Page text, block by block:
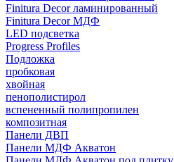
Finitura Decor ламинированный
Finitura Decor МДФ
LED подсветка
Progress Profiles
Подложка
пробковая
хвойная
пенополистирол
вспененный полипропилен
композитная
Панели ДВП
Панели МДФ Акватон